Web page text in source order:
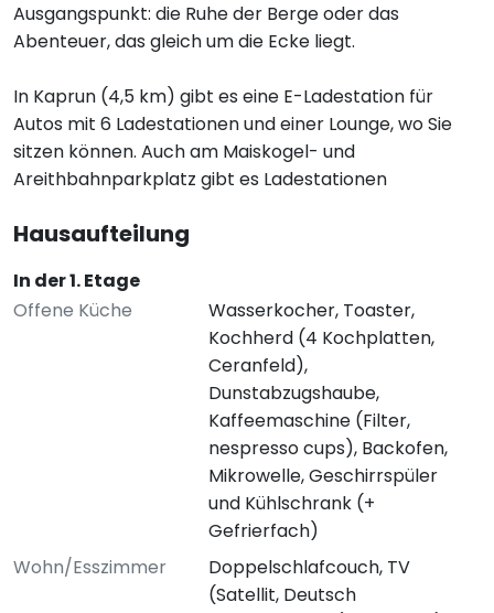
Ausgangspunkt: die Ruhe der Berge oder das
Abenteuer, das gleich um die Ecke liegt.
In Kaprun (4,5 km) gibt es eine E-Ladestation für
Autos mit 6 Ladestationen und einer Lounge, wo Sie
sitzen können. Auch am Maiskogel- und
Areithbahnparkplatz gibt es Ladestationen
Hausaufteilung
In der 1. Etage
Offene Küche
Wasserkocher, Toaster,
Kochherd (4 Kochplatten,
Ceranfeld),
Dunstabzugshaube,
Kaffeemaschine (Filter,
nespresso cups), Backofen,
Mikrowelle, Geschirrspüler
und Kühlschrank (+
Gefrierfach)
Wohn/Esszimmer
Doppelschlafcouch, TV
(Satellit, Deutsch